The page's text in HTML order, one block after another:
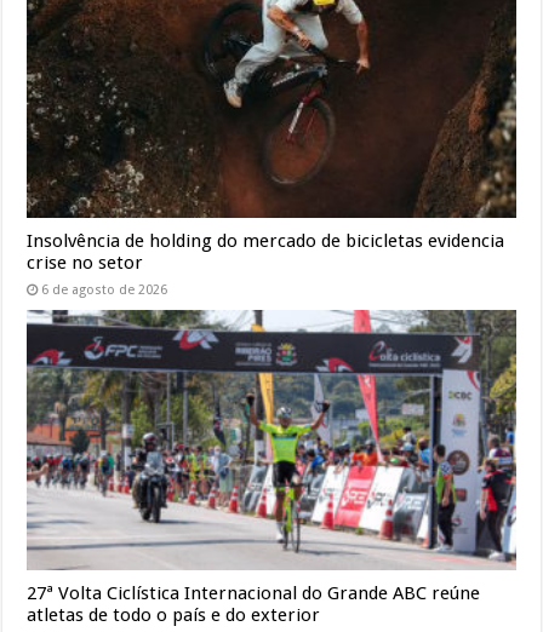
Insolvência de holding do mercado de bicicletas evidencia
crise no setor
6 de agosto de 2026
27ª Volta Ciclística Internacional do Grande ABC reúne
atletas de todo o país e do exterior